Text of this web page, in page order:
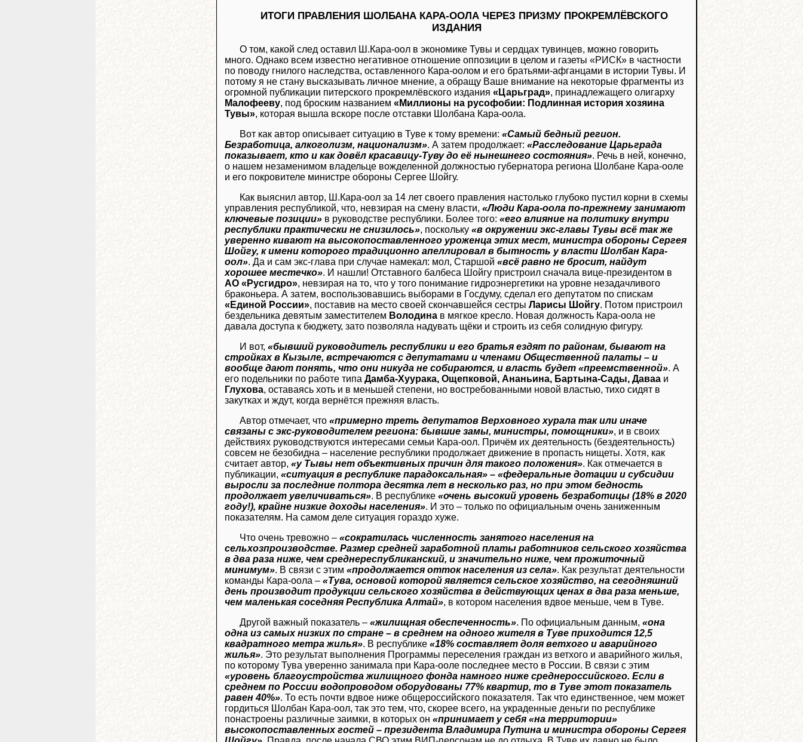
ИТОГИ ПРАВЛЕНИЯ ШОЛБАНА КАРА-ООЛА ЧЕРЕЗ ПРИЗМУ ПРОКРЕМЛЁВСКОГО
ИЗДАНИЯ
О том, какой след оставил Ш.Кара-оол в экономике Тувы и сердцах тувинцев, можно говорить
много. Однако всем известно негативное отношение оппозиции в целом и газеты «РИСК» в частности
по поводу гнилого наследства, оставленного Кара-оолом и его братьями-афганцами в истории Тувы. И
потому я не стану высказывать личное мнение, а обращу Ваше внимание на некоторые фрагменты из
огромной публикации питерского прокремлёвского издания «Царьград», принадлежащего олигарху
Малофееву, под броским названием «Миллионы на русофобии: Подлинная история хозяина
Тувы», которая вышла вскоре после отставки Шолбана Кара-оола.
Вот как автор описывает ситуацию в Туве к тому времени: «Самый бедный регион.
Безработица, алкоголизм, национализм». А затем продолжает: «Расследование Царьграда
показывает, кто и как довёл красавицу-Туву до её нынешнего состояния». Речь в ней, конечно,
о нашем незаменимом владельце вожделенной должностью губернатора региона Шолбане Кара-ооле
и его покровителе министре обороны Сергее Шойгу.
Как выяснил автор, Ш.Кара-оол за 14 лет своего правления настолько глубоко пустил корни в схемы
управления республикой, что, невзирая на смену власти, «Люди Кара-оола по-прежнему занимают
ключевые позиции» в руководстве республики. Более того: «его влияние на политику внутри
республики практически не снизилось», поскольку «в окружении экс-главы Тувы всё так же
уверенно кивают на высокопоставленного уроженца этих мест, министра обороны Сергея
Шойгу, к имени которого традиционно апеллировал в бытность у власти Шолбан Кара-
оол». Да и сам экс-глава при случае намекал: мол, Старшой «всё равно не бросит, найдут
хорошее местечко». И нашли! Отставного балбеса Шойгу пристроил сначала вице-президентом в
АО «Русгидро», невзирая на то, что у того понимание гидроэнергетики на уровне незадачливого
браконьера. А затем, воспользовавшись выборами в Госдуму, сделал его депутатом по спискам
«Единой России», поставив на место своей скончавшейся сестры Ларисы Шойгу. Потом пристроил
бездельника девятым заместителем Володина в мягкое кресло. Новая должность Кара-оола не
давала доступа к бюджету, зато позволяла надувать щёки и строить из себя солидную фигуру.
И вот, «бывший руководитель республики и его братья ездят по районам, бывают на
стройках в Кызыле, встречаются с депутатами и членами Общественной палаты – и
вообще дают понять, что они никуда не собираются, и власть будет «преемственной». А
его подельники по работе типа Дамба-Хуурака, Ощепковой, Ананьина, Бартына-Сады, Даваа и
Глухова, оставаясь хоть и в меньшей степени, но востребованными новой властью, тихо сидят в
закутках и ждут, когда вернётся прежняя власть.
Автор отмечает, что «примерно треть депутатов Верховного хурала так или иначе
связаны с экс-руководителем региона: бывшие замы, министры, помощники», и в своих
действиях руководствуются интересами семьи Кара-оол. Причём их деятельность (бездеятельность)
совсем не безобидна – население республики продолжает движение в пропасть нищеты. Хотя, как
считает автор, «у Тывы нет объективных причин для такого положения». Как отмечается в
публикации, «ситуация в республике парадоксальная» – «федеральные дотации и субсидии
выросли за последние полтора десятка лет в несколько раз, но при этом бедность
продолжает увеличиваться». В республике «очень высокий уровень безработицы (18% в 2020
году!), крайне низкие доходы населения». И это – только по официальным очень заниженным
показателям. На самом деле ситуация гораздо хуже.
Что очень тревожно – «сократилась численность занятого населения на
сельхозпроизводстве. Размер средней заработной платы работников сельского хозяйства
в два раза ниже, чем среднереспубликанский, и значительно ниже, чем прожиточный
минимум». В связи с этим «продолжается отток населения из села». Как результат деятельности
команды Кара-оола – «Тува, основой которой является сельское хозяйство, на сегодняшний
день производит продукции сельского хозяйства в действующих ценах в два раза меньше,
чем маленькая соседняя Республика Алтай», в котором населения вдвое меньше, чем в Туве.
Другой важный показатель – «жилищная обеспеченность». По официальным данным, «она
одна из самых низких по стране – в среднем на одного жителя в Туве приходится 12,5
квадратного метра жилья». В республике «18% составляет доля ветхого и аварийного
жилья». Это результат выполнения Программы переселения граждан из ветхого и аварийного жилья,
по которому Тува уверенно занимала при Кара-ооле последнее место в России. В связи с этим
«уровень благоустройства жилищного фонда намного ниже среднероссийского. Если в
среднем по России водопроводом оборудованы 77% квартир, то в Туве этот показатель
равен 40%». То есть почти вдвое ниже общероссийского показателя. Так что единственное, чем может
гордиться Шолбан Кара-оол, так это тем, что, скорее всего, на украденные деньги по республике
понастроены различные заимки, в которых он «принимает у себя «на территории»
высокопоставленных гостей – президента Владимира Путина и министра обороны Сергея